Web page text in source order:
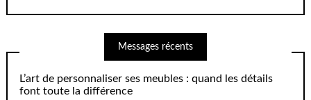
Messages récents
L’art de personnaliser ses meubles : quand les détails
font toute la différence